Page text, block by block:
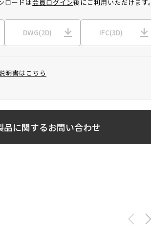
ロードは会員ログイン後にご利用いただけます。
DWG(2D) IFC(3D)
明書はこちら
品に関するお問い合わせ